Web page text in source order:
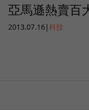
亞馬遜熱賣百
2013.07.16|科技